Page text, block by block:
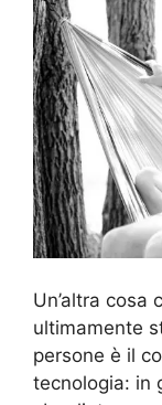
Un’altra cosa
ultimamente
persone è il
tecnologia: in